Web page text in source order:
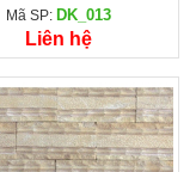
Mã SP: DK_013
Liên hệ